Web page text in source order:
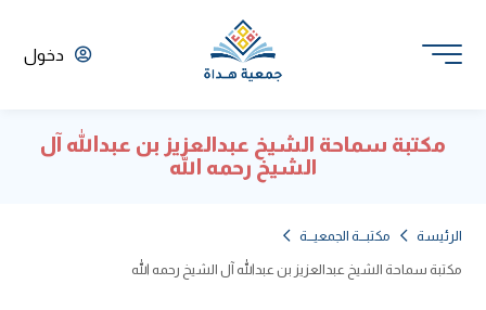
دخول
مكتبة سماحة الشيخ عبدالعزيز بن عبدالله آل
الشيخ رحمه الله
الرئيسة مكتبـــة الجمعيـــة
مكتبة سماحة الشيخ عبدالعزيز بن عبدالله آل الشيخ رحمه الله